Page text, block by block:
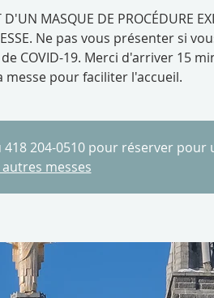
MASQUE DE PROCÉDURE
Ne pas vous présenter si
COVID-19. Merci d'arriver 15
messe pour faciliter l'accueil.
204-0510 pour réserver pour
messes